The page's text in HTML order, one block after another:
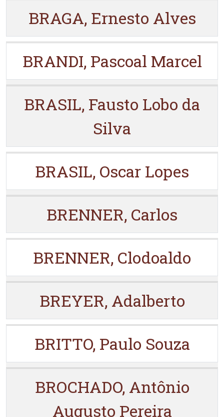
BRAGA, Ernesto Alves
BRANDI, Pascoal Marcel
BRASIL, Fausto Lobo da
Silva
BRASIL, Oscar Lopes
BRENNER, Carlos
BRENNER, Clodoaldo
BREYER, Adalberto
BRITTO, Paulo Souza
BROCHADO, Antônio
Augusto Pereira